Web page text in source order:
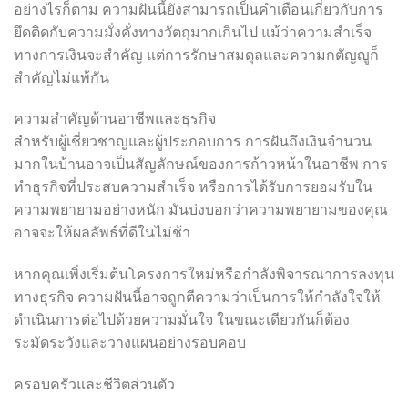
อย่างไรก็ตาม ความฝันนี้ยังสามารถเป็นคำเตือนเกี่ยวกับการ
ยึดติดกับความมั่งคั่งทางวัตถุมากเกินไป แม้ว่าความสำเร็จ
ทางการเงินจะสำคัญ แต่การรักษาสมดุลและความกตัญญูก็
สำคัญไม่แพ้กัน
ความสำคัญด้านอาชีพและธุรกิจ
สำหรับผู้เชี่ยวชาญและผู้ประกอบการ การฝันถึงเงินจำนวน
มากในบ้านอาจเป็นสัญลักษณ์ของการก้าวหน้าในอาชีพ การ
ทำธุรกิจที่ประสบความสำเร็จ หรือการได้รับการยอมรับใน
ความพยายามอย่างหนัก มันบ่งบอกว่าความพยายามของคุณ
อาจจะให้ผลลัพธ์ที่ดีในไม่ช้า
หากคุณเพิ่งเริ่มต้นโครงการใหม่หรือกำลังพิจารณาการลงทุน
ทางธุรกิจ ความฝันนี้อาจถูกตีความว่าเป็นการให้กำลังใจให้
ดำเนินการต่อไปด้วยความมั่นใจ ในขณะเดียวกันก็ต้อง
ระมัดระวังและวางแผนอย่างรอบคอบ
ครอบครัวและชีวิตส่วนตัว